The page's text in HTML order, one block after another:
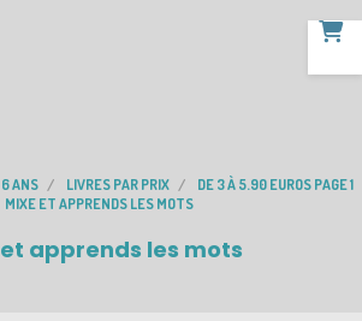
ANS LIVRES PAR PRIX
DE 3 À 5.90 EUROS PAGE 1
MIXE ET APPRENDS LES MOTS
apprends les mots